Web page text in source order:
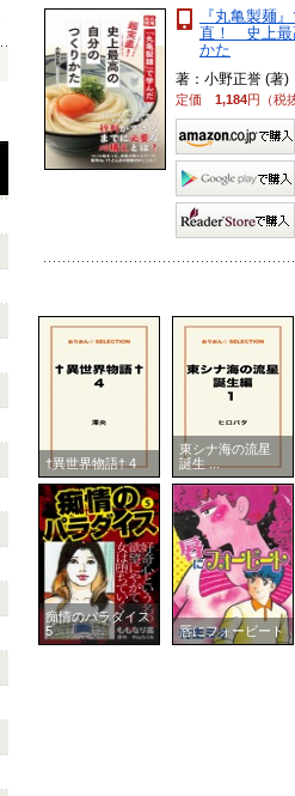
『丸亀製麺
直！ 史上最
かた
著：小野正誉 (著)
定価 1,184円（税
†異世界物語† 4
東シナ海の流星
誕生 ...
痴情のパラダイス
5
唇にフォービート